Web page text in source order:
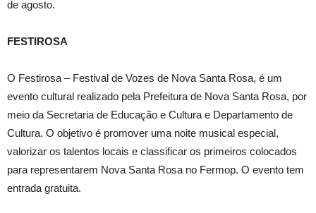
de agosto.
FESTIROSA
O Festirosa – Festival de Vozes de Nova Santa Rosa, é um
evento cultural realizado pela Prefeitura de Nova Santa Rosa, por
meio da Secretaria de Educação e Cultura e Departamento de
Cultura. O objetivo é promover uma noite musical especial,
valorizar os talentos locais e classificar os primeiros colocados
para representarem Nova Santa Rosa no Fermop. O evento tem
entrada gratuita.